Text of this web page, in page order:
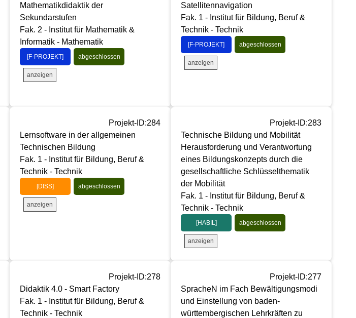
Mathematikdidaktik der
Sekundarstufen
Fak. 2 - Institut für Mathematik &
Informatik - Mathematik
[F-PROJEKT] abgeschlossen
anzeigen
Satellitennavigation
Fak. 1 - Institut für Bildung, Beruf &
Technik - Technik
[F-PROJEKT] abgeschlossen
anzeigen
Projekt-ID:284
Lernsoftware in der allgemeinen
Technischen Bildung
Fak. 1 - Institut für Bildung, Beruf &
Technik - Technik
[DISS] abgeschlossen
anzeigen
Projekt-ID:283
Technische Bildung und Mobilität
Herausforderung und Verantwortung
eines Bildungskonzepts durch die
gesellschaftliche Schlüsselthematik
der Mobilität
Fak. 1 - Institut für Bildung, Beruf &
Technik - Technik
[HABIL] abgeschlossen
anzeigen
Projekt-ID:278
Didaktik 4.0 - Smart Factory
Fak. 1 - Institut für Bildung, Beruf &
Technik - Technik
Projekt-ID:277
SpracheN im Fach Bewältigungsmodi
und Einstellung von baden-
württembergischen Lehrkräften zu